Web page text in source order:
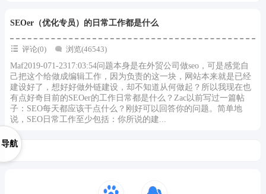
SEOer（优化专员）的日常工作都是什么
评论(0)
浏览(46543)
Maf2019-071-2317:03:54问题本身是在外贸公司做seo，可是感觉自
己把这个给做成编辑工作，因为负责的这一块，网站本来就是已经
建设好了，想好好做外链建设，却不知道从何做起？所以我现在也
有点好奇目前的SEOer的工作日常都是什么？Zac以前写过一篇帖
子：SEO每天都应该干点什么？刚好可以回答你的问题。简单地
说，SEO日常工作至少包括：你所说的建...
航